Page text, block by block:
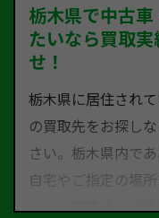
栃木県で中古
たいなら買取
せ！
栃木県に居住され
の買取先をお探し
さい。栃木県内で
自宅やご指定の場
いし、廃車までの